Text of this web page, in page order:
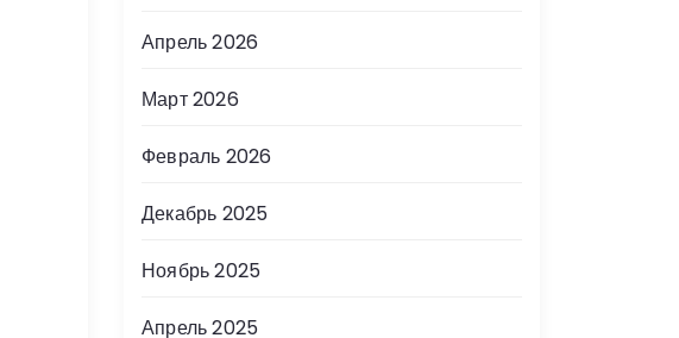
Апрель 2026
Март 2026
Февраль 2026
Декабрь 2025
Ноябрь 2025
Апрель 2025